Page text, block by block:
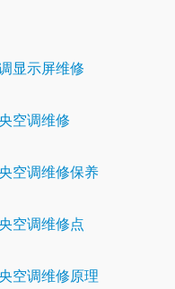
显示屏维修
空调维修
空调维修保养
空调维修点
空调维修原理